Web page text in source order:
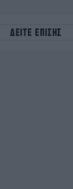
ΔΕΙΤΕ ΕΠΙΣΗΣ